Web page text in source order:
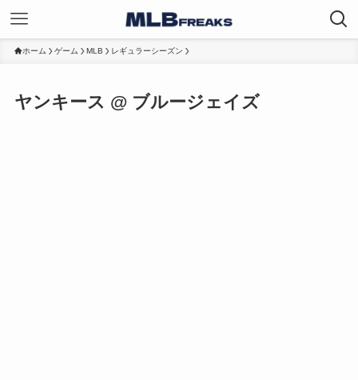
ホーム ゲーム MLB レギュラーシーズン
ヤンキース @ ブルージェイズ